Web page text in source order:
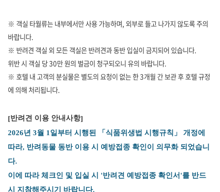
※ 객실 타월류는 내부에서만 사용 가능하며, 외부로 들고 나가지 않도록 주의
바랍니다.
※ 반려견 객실 외 모든 객실은 반려견과 동반 입실이 금지되어 있습니다.
위반 시 객실 당 30만 원의 벌금이 청구되오니 유의 바랍니다.
※ 호텔 내 고객의 분실물은 별도의 요청이 없는 한 3개월 간 보관 후 호텔 규정
에 의해 처리됩니다.
[반려견 이용 안내사항]
2026년 3월 1일부터 시행된 「식품위생법 시행규칙」 개정에
따라, 반려동물 동반 이용 시 예방접종 확인이 의무화 되었습니
다.
이에 따라 체크인 및 입실 시 '반려견 예방접종 확인서'를 반드
시 지참해주시기 바랍니다.